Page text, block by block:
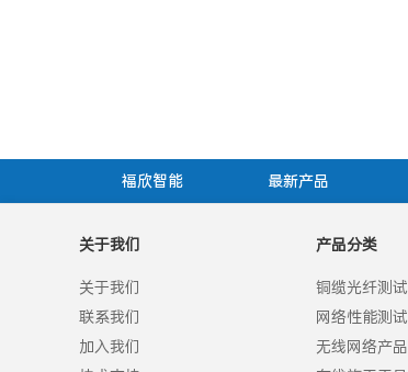
福欣智能 最新产品
关于我们
关于我们
联系我们
加入我们
产品分类
铜缆光纤测试
网络性能测试
无线网络产品